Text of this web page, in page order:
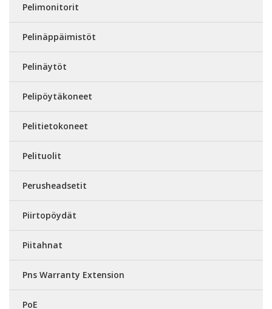
Pelimonitorit
Pelinäppäimistöt
Pelinäytöt
Pelipöytäkoneet
Pelitietokoneet
Pelituolit
Perusheadsetit
Piirtopöydät
Piitahnat
Pns Warranty Extension
PoE